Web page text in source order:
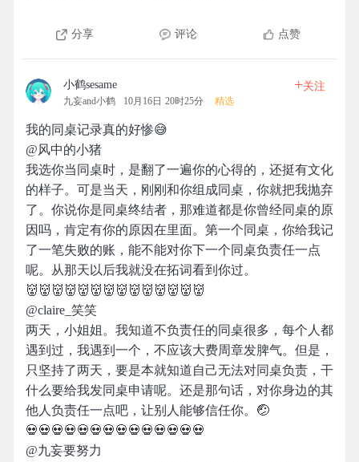
分享 评论 点赞
小鹤sesame
九妄and小鹤 10月16日 20时25分 精选
+关注
我的同桌记录真的好惨😅
@风中的小猪
我选你当同桌时，是翻了一遍你的心得的，还挺有文化
的样子。可是当天，刚刚和你组成同桌，你就把我抛弃
了。你说你是同桌终结者，那难道都是你曾经同桌的原
因吗，肯定有你的原因在里面。第一个同桌，你给我记
了一笔失败的账，能不能对你下一个同桌负责任一点
呢。从那天以后我就没在拓词看到你过。
👹👹👹👹👹👹👹👹👹👹👹👹👹👹
@claire_笑笑
两天，小姐姐。我知道不负责任的同桌很多，每个人都
遇到过，我遇到一个，不应该大费周章发脾气。但是，
只坚持了两天，要是本就知道自己无法对同桌负责，干
什么要给我发同桌申请呢。还是那句话，对你身边的其
他人负责任一点吧，让别人能够信任你。🤕
💀💀💀💀💀💀💀💀💀💀💀💀💀💀
@九妄要努力